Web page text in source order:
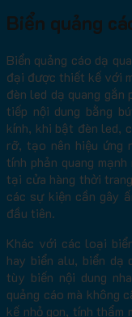
Biển quảng
Biển quảng cáo dạ
đại được thiết kế với
đèn led dạ quang
tiếp nội dung bằng
kính, khi bật đèn led,
rỡ, tạo nên hiệu ứng
tính phản quang
tại cửa hàng thời
các sự kiện cần gây
đầu tiên.
Khác với các loại
hay biển alu, biển dạ
tùy biến nội dung
quảng cáo mà không
kế nhỏ gọn, tính thẩm